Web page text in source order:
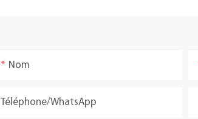
Nom
Téléphone/WhatsApp